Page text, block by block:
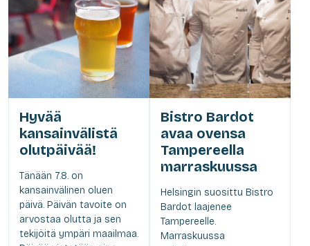
Hyvää
kansainvälistä
olutpäivää!
Tänään 7.8. on
kansainvälinen oluen
päivä. Päivän tavoite on
arvostaa olutta ja sen
tekijöitä ympäri maailmaa.
Bistro Bardot
avaa ovensa
Tampereella
marraskuussa
Helsingin suosittu Bistro
Bardot laajenee
Tampereelle.
Marraskuussa